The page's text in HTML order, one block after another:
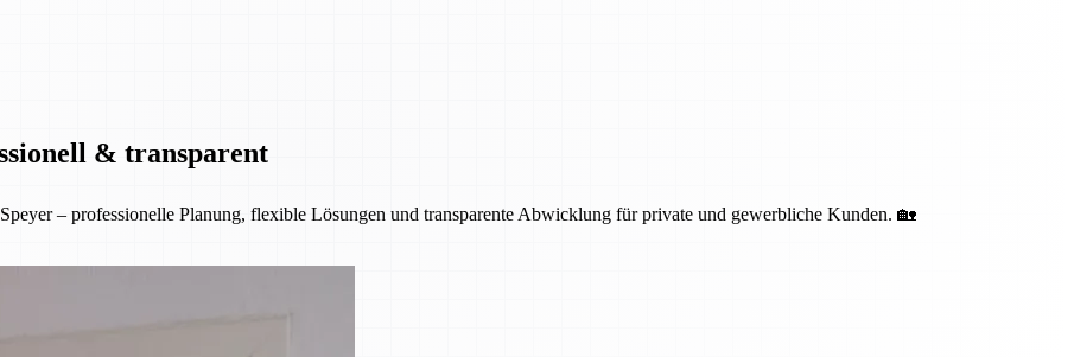
& transparent
– professionelle Planung, flexible Lösungen und transparente Abwicklung für private und gewerbliche Kunden. 🏡